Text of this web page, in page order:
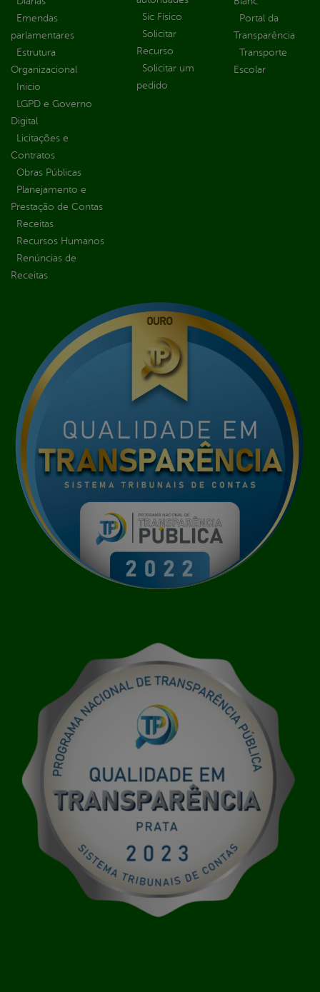
Emendas
parlamentares
Estrutura
Organizacional
Inicio
LGPD e Governo
Digital
Licitações e
Contratos
Obras Públicas
Planejamento e
Prestação de Contas
Receitas
Recursos Humanos
Renúncias de
Receitas
Sic Físico
Solicitar
Recurso
Solicitar um
pedido
Portal da
Transparência
Transporte
Escolar